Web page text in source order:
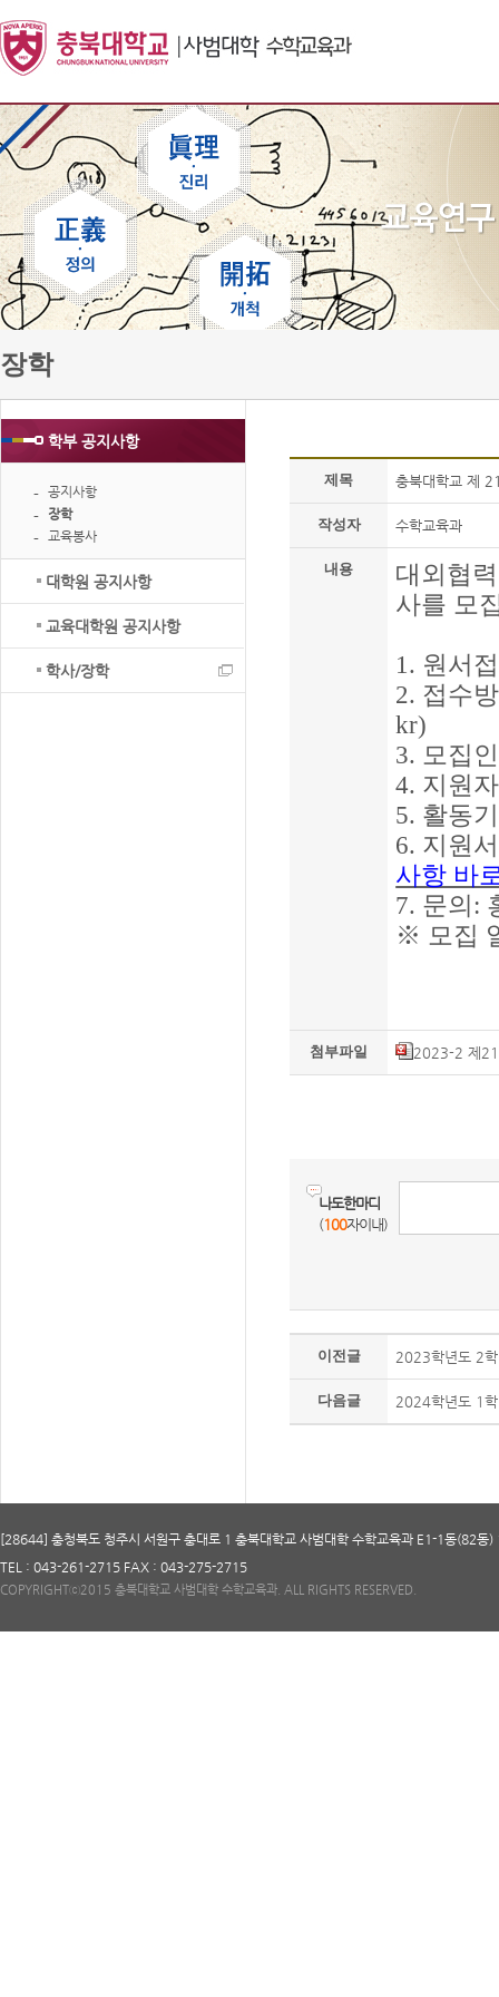
학부 공지사항
공지사항
장학
교육봉사
대학원 공지사항
교육대학원 공지사항
학사/장학
장학
제목 충북대학교 제
작성자 수학교육과
내용
대외협
사를 모
1. 원서
2. 접수
kr)
3. 모집
4. 지원
5. 활동
6. 지원
사항 바
7. 문의:
※ 모집
첨부파일 2023-2 제21
나도한마디
(100자이내)
이전글 2023학년도 2
다음글 2024학년도 1학
[28644] 충청북도 청주시 서원구 충대로 1 충북대학교 사범대학 수학교육과 E1-1동(82동)
TEL : 043-261-2715 FAX : 043-275-2715
COPYRIGHTⓒ2015 충북대학교 사범대학 수학교육과. ALL RIGHTS RESERVED.